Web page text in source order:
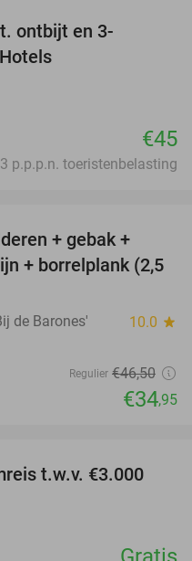
ontbijt en 3-
€45
p.p.p.n. toeristenbelasting
+ gebak +
+ borrelplank (2,5
de Barones' 10.0 star
Regulier €46,50
€34,95
t.w.v. €3.000